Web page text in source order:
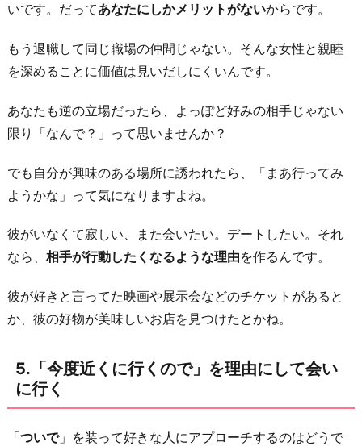
いです。だってあなたにしかメリットがないからです。
もう退職して同じ職場の仲間じゃない。そんな女性と親睦
を深めることに価値は見いだしにくいんです。
あなたも逆の立場だったら、よっぽど好みの相手じゃない
限り「なんで？」って思いませんか？
でも自分が興味のある場所に誘われたら、「まあ行ってみ
ようかな」って気になりますよね。
彼がいなくて寂しい、また会いたい。デートしたい。それ
なら、 相手が行動したくなるような理由を作るんです。
彼が好きと言ってた映画や展示会などのチケットがあると
か、彼の好物が美味しいお店を見つけたとかね。
5.「今度近くに行くので」を理由にして会い
に行く
「ついで」を装って好きな人にアプローチするのはどうで